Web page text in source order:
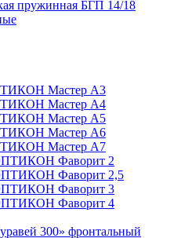
пружинная БГП 14/18
Мастер А3
Мастер А4
Мастер А5
Мастер А6
Мастер А7
Фаворит 2
Фаворит 2,5
Фаворит 3
Фаворит 4
300» фронтальный